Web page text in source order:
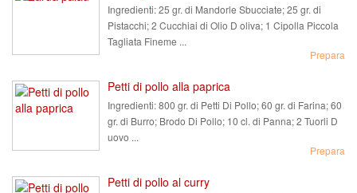
Ingredienti:25 gr. di Mandorle Sbucciate; 25 gr. di
Pistacchi; 2 Cucchiai di Olio D oliva; 1 Cipolla Piccola
Tagliata Fineme ...
Prepara
Petti di pollo alla paprica
Ingredienti:800 gr. di Petti Di Pollo; 60 gr. di Farina; 60
gr. di Burro; Brodo Di Pollo; 10 cl. di Panna; 2 Tuorli D
uovo ...
Prepara
Petti di pollo al curry